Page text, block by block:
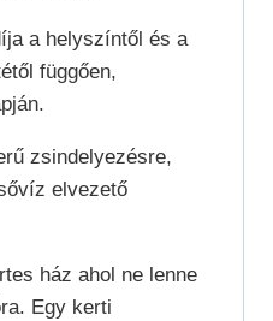
a helyszíntől és a
függően,
zsindelyezésre,
elvezető
ház ahol ne lenne
Egy kerti